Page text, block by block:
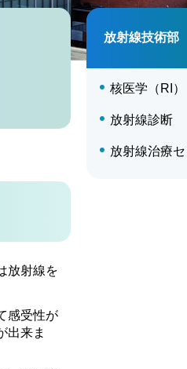
放射線を
感受性が
出来ま
放射線技術部
核医学（RI）
放射線診断
放射線治療